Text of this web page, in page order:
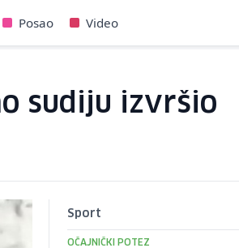
Posao Video
sudiju izvršio
Sport
OČAJNIČKI POTEZ